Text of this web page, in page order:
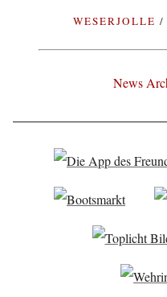
WESERJOLLE
News